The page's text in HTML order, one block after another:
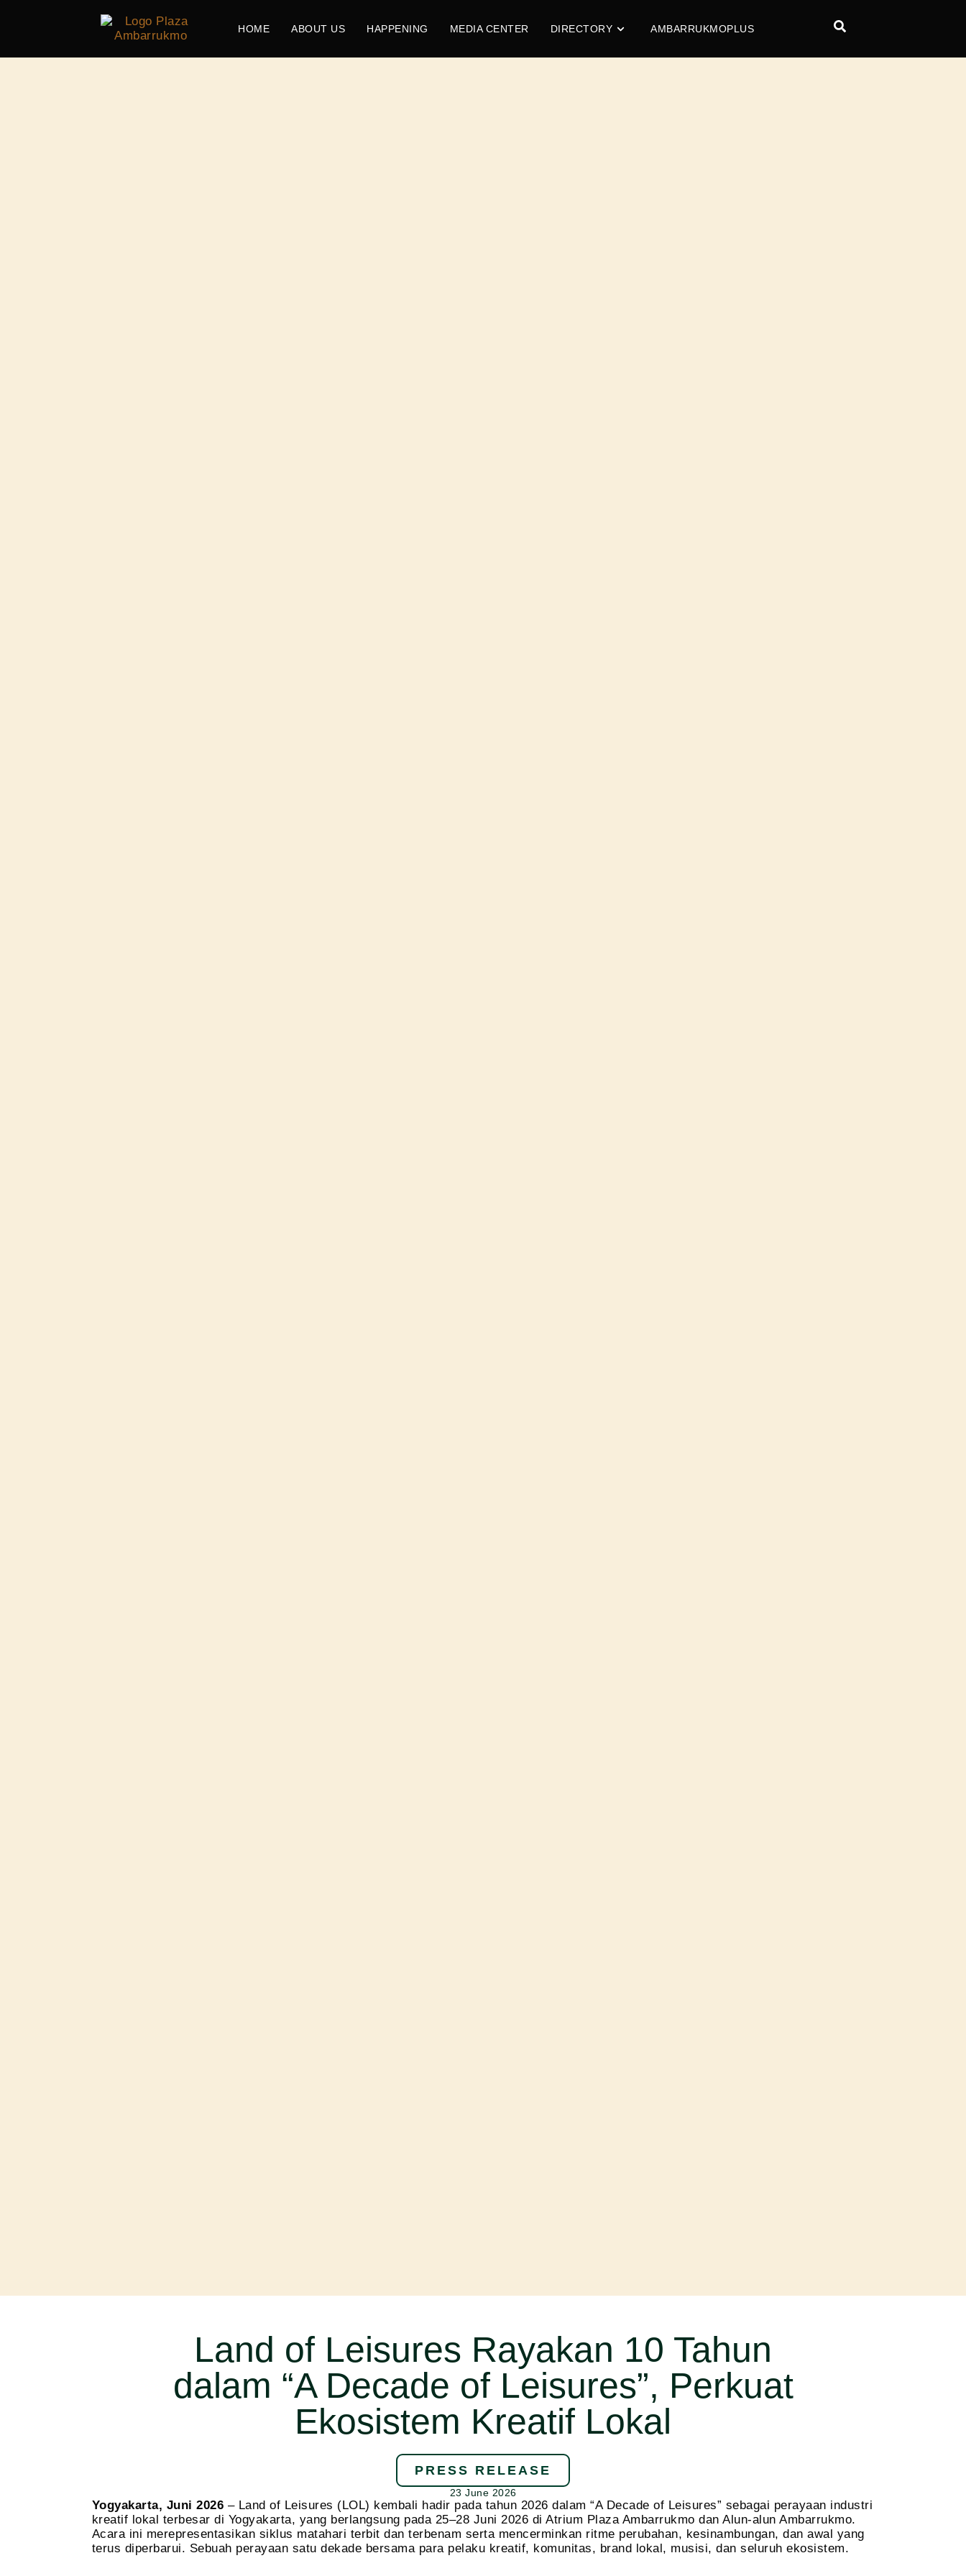
HOME ABOUT US HAPPENING MEDIA CENTER DIRECTORY AMBARRUKMOPLUS
Land of Leisures Rayakan 10 Tahun
dalam “A Decade of Leisures”, Perkuat
Ekosistem Kreatif Lokal
PRESS RELEASE
23 June 2026
Yogyakarta, Juni 2026 – Land of Leisures (LOL) kembali hadir pada tahun 2026 dalam “A Decade of Leisures” sebagai perayaan industri
kreatif lokal terbesar di Yogyakarta, yang berlangsung pada 25–28 Juni 2026 di Atrium Plaza Ambarrukmo dan Alun-alun Ambarrukmo.
Acara ini merepresentasikan siklus matahari terbit dan terbenam serta mencerminkan ritme perubahan, kesinambungan, dan awal yang
terus diperbarui. Sebuah perayaan satu dekade bersama para pelaku kreatif, komunitas, brand lokal, musisi, dan seluruh ekosistem.